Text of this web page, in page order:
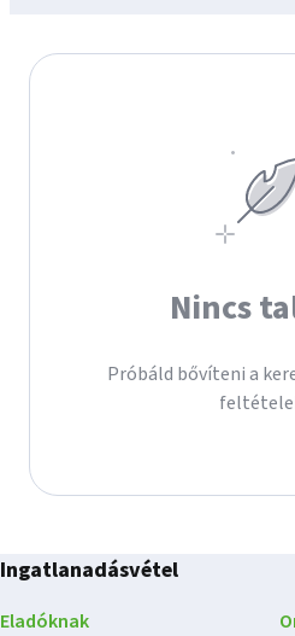
Nincs
Próbáld bővíteni a
Ingatlanadásvétel
Eladóknak